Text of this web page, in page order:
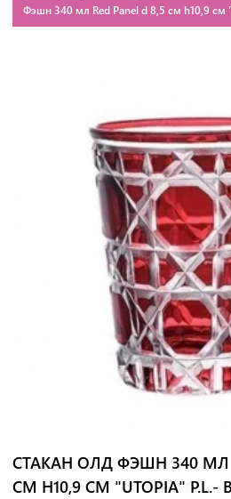
Фэшн 340 мл Red Panel d 8,5 см h10,9 см
СТАКАН ОЛД ФЭШН 340 МЛ
СМ H10,9 СМ "UTOPIA" P.L.-